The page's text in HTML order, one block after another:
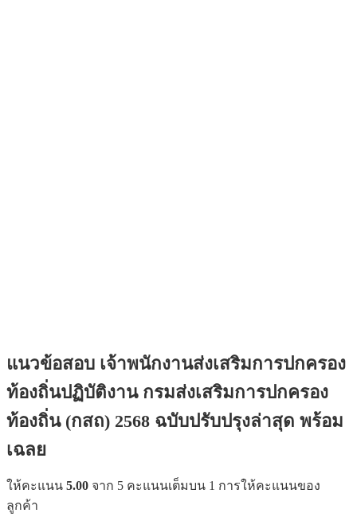
แนวข้อสอบ เจ้าพนักงานส่งเสริมการปกครอง
ท้องถิ่นปฏิบัติงาน กรมส่งเสริมการปกครอง
ท้องถิ่น (กสถ) 2568 ฉบับปรับปรุงล่าสุด พร้อม
เฉลย
ให้คะแนน 5.00 จาก 5 คะแนนเต็มบน 1 การให้คะแนนของ
ลูกค้า